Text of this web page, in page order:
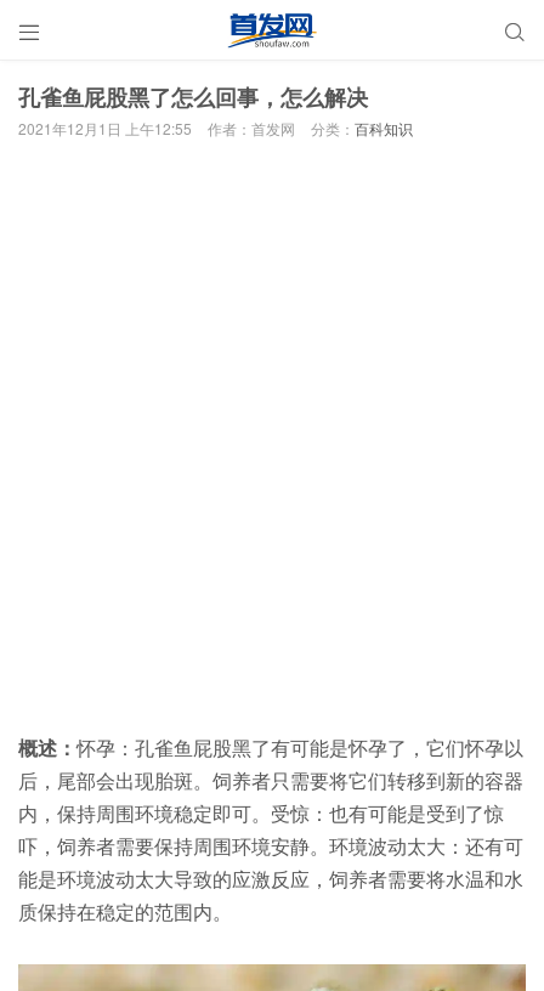
 
孔雀鱼屁股黑了怎么回事，怎么解决
2021年12月1日 上午12:55 作者：首发网 分类： 百科知识
概述：怀孕：孔雀鱼屁股黑了有可能是怀孕了，它们怀孕以
后，尾部会出现胎斑。饲养者只需要将它们转移到新的容器
内，保持周围环境稳定即可。受惊：也有可能是受到了惊
吓，饲养者需要保持周围环境安静。环境波动太大：还有可
能是环境波动太大导致的应激反应，饲养者需要将水温和水
质保持在稳定的范围内。